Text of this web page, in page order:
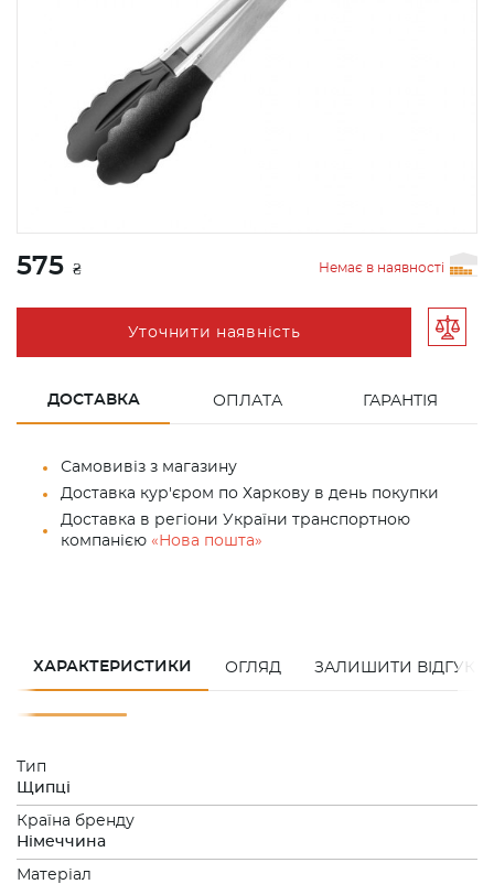
575 ₴ Немає в наявності
Уточнити наявність
ДОСТАВКА ОПЛАТА ГАРАНТІЯ
Самовивіз з магазину
Доставка кур'єром по Харкову в день покупки
Доставка в регіони України транспортною
компанією «Нова пошта»
ХАРАКТЕРИСТИКИ ОГЛЯД ЗАЛИШИТИ ВІДГУК
Тип
Щипці
Країна бренду
Німеччина
Матеріал